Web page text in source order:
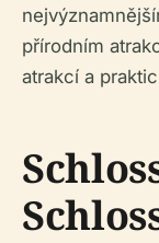
přírodním
atrakcí a